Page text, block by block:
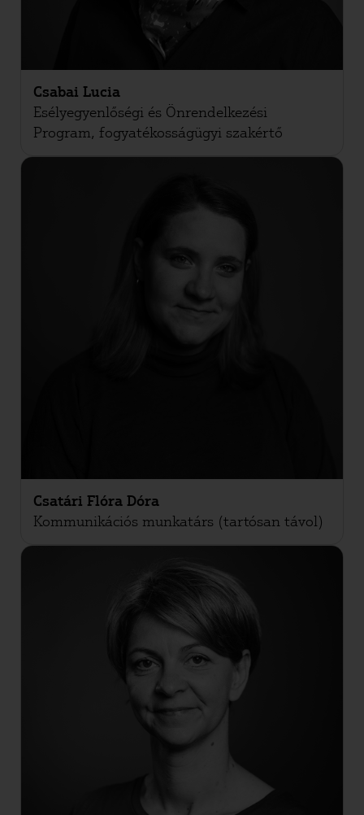
Csabai Lucia
Esélyegyenlőségi és Önrendelkezési
Program, fogyatékosságügyi szakértő
Csatári Flóra Dóra
Kommunikációs munkatárs (tartósan távol)